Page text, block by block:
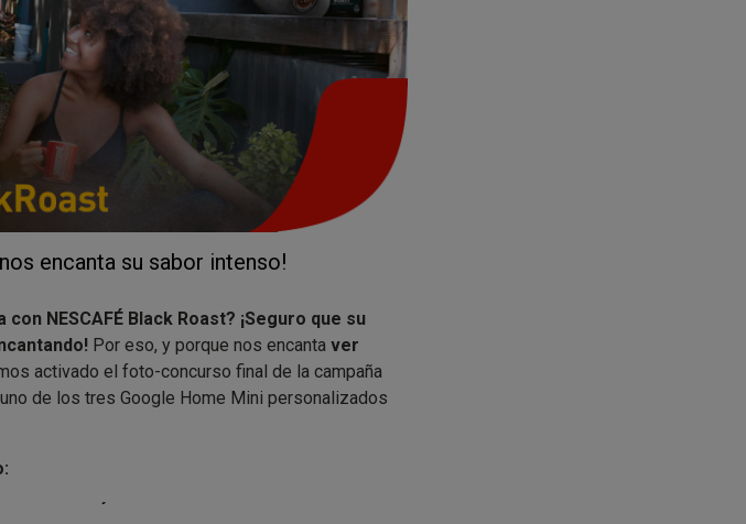
encanta su sabor intenso!
NESCAFÉ Black Roast? ¡Seguro que su
Por eso, y porque nos encanta ver
activado el foto-concurso final de la campaña
de los tres Google Home Mini personalizados